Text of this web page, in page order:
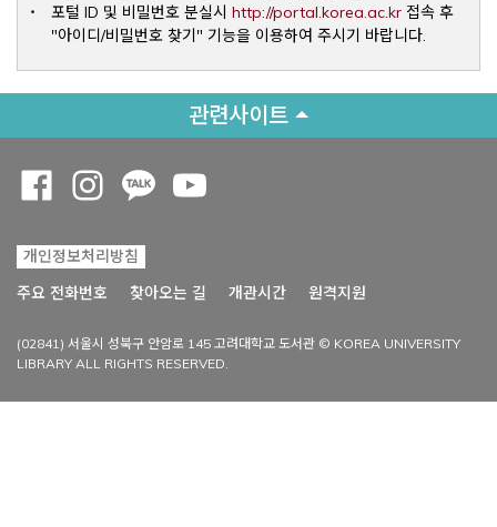
포털 ID 및 비밀번호 분실시 http://portal.korea.ac.krOpens a
접속 후
"아이디/비밀번호 찾기" 기능을 이용하여 주시기 바랍니다.
관련사이트
개인정보처리방침
주요 전화번호
찾아오는 길 개관시간 원격지원
(02841) 서울시 성북구 안암로 145 고려대학교 도서관 © KOREA UNIVERSITY
LIBRARY ALL RIGHTS RESERVED.
Opens a new window
Opens a new window
Opens a new window